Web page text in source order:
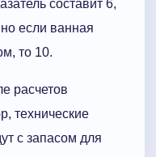
составит 6,
если ванная
то 10.
расчетов
технические
с запасом для